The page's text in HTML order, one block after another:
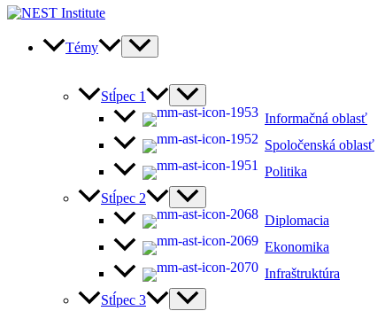
Témy
Stĺpec 1
Informačná oblasť
Spoločenská oblasť
Politika
Stĺpec 2
Diplomacia
Ekonomika
Infraštruktúra
Stĺpec 3